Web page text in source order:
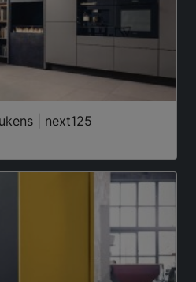
| next125